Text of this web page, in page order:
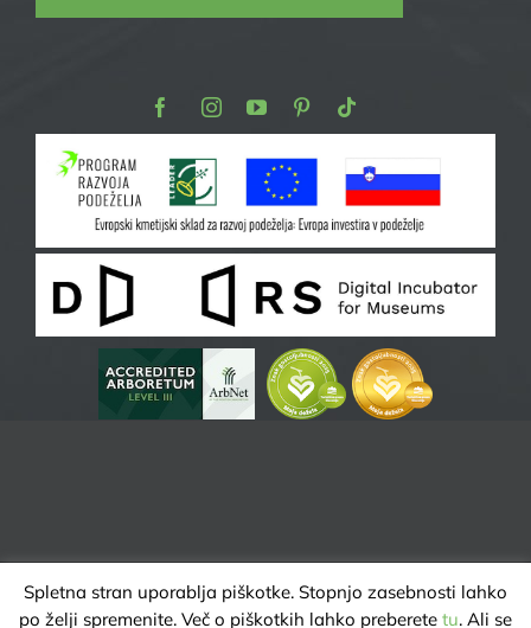
FacebookInstagram
YoutubePinterest
Spletna stran uporablja piškotke. Stopnjo zasebnosti lahko
po želji spremenite. Več o piškotkih lahko preberete tu. Ali se